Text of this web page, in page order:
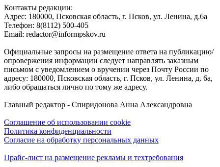
Контакты редакции:
Адреc: 180000, Псковская область, г. Псков, ул. Ленина, д.6а
Телефон: 8(8112) 500-405
Email: redactor@informpskov.ru
Официальные запросы на размещение ответа на публикацию/
опровержения информации следует направлять заказным
письмом с уведомлением о вручении через Почту России по
адресу: 180000, Псковская область, г. Псков, ул. Ленина, д. 6а,
либо обращаться лично по тому же адресу.
Главный редактор - Спиридонова Анна Александровна
Соглашение об использовании cookie
Политика конфиденциальности
Согласие на обработку персональных данных
Прайс-лист на размещение рекламы и техтребования